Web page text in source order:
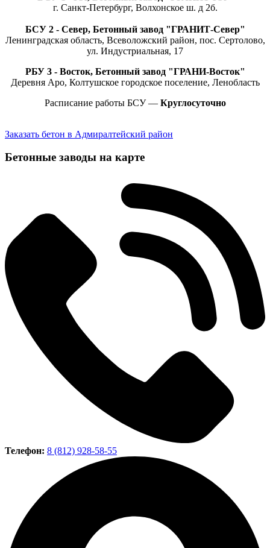
г. Санкт-Петербург, Волхонское ш. д 2б.
БСУ 2 - Север, Бетонный завод "ГРАНИТ-Север"
Ленинградская область, Всеволожский район, пос. Сертолово,
ул. Индустриальная, 17
РБУ 3 - Восток, Бетонный завод "ГРАНИ-Восток"
Деревня Аро, Колтушское городское поселение, Ленобласть
Расписание работы БСУ — Круглосуточно
Заказать бетон в Адмиралтейский район
Бетонные заводы на карте
Телефон: 8 (812) 928-58-55